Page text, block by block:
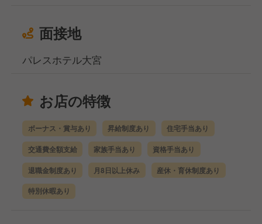
面接地
パレスホテル大宮
お店の特徴
ボーナス・賞与あり 昇給制度あり 住宅手当あり
交通費全額支給 家族手当あり 資格手当あり
退職金制度あり 月8日以上休み 産休・育休制度あり
特別休暇あり